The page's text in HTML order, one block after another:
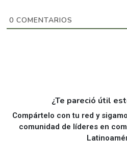
0 COMENTARIOS
¿Te pareció útil
Compártelo con tu red y
comunidad de líderes en